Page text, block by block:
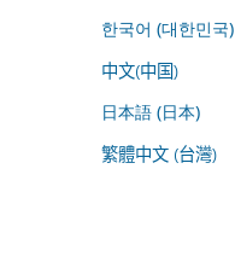
한국어 (대한민국)
中文(中国)
日本語 (日本)
繁體中文 (台灣)